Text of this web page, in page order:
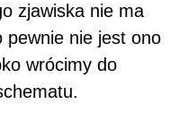
zjawiska nie ma
pewnie nie jest ono
wrócimy do